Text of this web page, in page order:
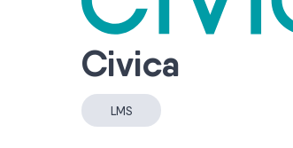
Civica
LMS